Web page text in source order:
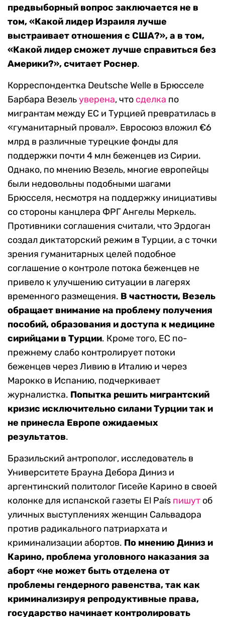
предвыборный вопрос заключается не в
том, «Какой лидер Израиля лучше
выстраивает отношения с США?», а в том,
«Какой лидер сможет лучше справиться без
Америки?», считает Роснер.
Корреспондентка Deutsche Welle в Брюсселе
Барбара Везельуверена, что сделка по
мигрантам между ЕС и Турцией превратилась в
«гуманитарный провал». Евросоюз вложил €6
млрд в различные турецкие фонды для
поддержки почти 4 млн беженцев из Сирии.
Однако, по мнению Везель, многие европейцы
были недовольны подобными шагами
Брюсселя, несмотря на поддержку инициативы
со стороны канцлера ФРГ Ангелы Меркель.
Противники соглашения считали, что Эрдоган
создал диктаторский режим в Турции, а с точки
зрения гуманитарных целей подобное
соглашение о контроле потока беженцев не
привело к улучшению ситуации в лагерях
временного размещения. В частности, Везель
обращает внимание на проблему получения
пособий, образования и доступа к медицине
сирийцами в Турции. Кроме того, ЕС по-
прежнему слабо контролирует потоки
беженцев через Ливию в Италию и через
Марокко в Испанию, подчеркивает
журналистка. Попытка решить мигрантский
кризис исключительно силами Турции так и
не принесла Европе ожидаемых
результатов.
Бразильский антрополог, исследователь в
Университете Брауна Дебора Диниз и
аргентинский политолог Гисейе Карино в своей
колонке для испанской газеты El País пишут об
уличных выступлениях женщин Сальвадора
против радикального патриархата и
криминализации абортов. По мнению Диниз и
Карино, проблема уголовного наказания за
аборт «не может быть отделена от
проблемы гендерного равенства, так как
криминализируя репродуктивные права,
государство начинает контролировать